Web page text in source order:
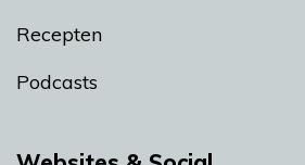
Recepten
Podcasts